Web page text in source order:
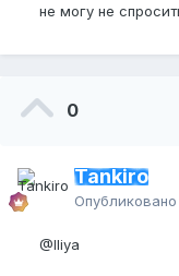
не могу не
0
Tankiro
Опубликовано
@Iliya